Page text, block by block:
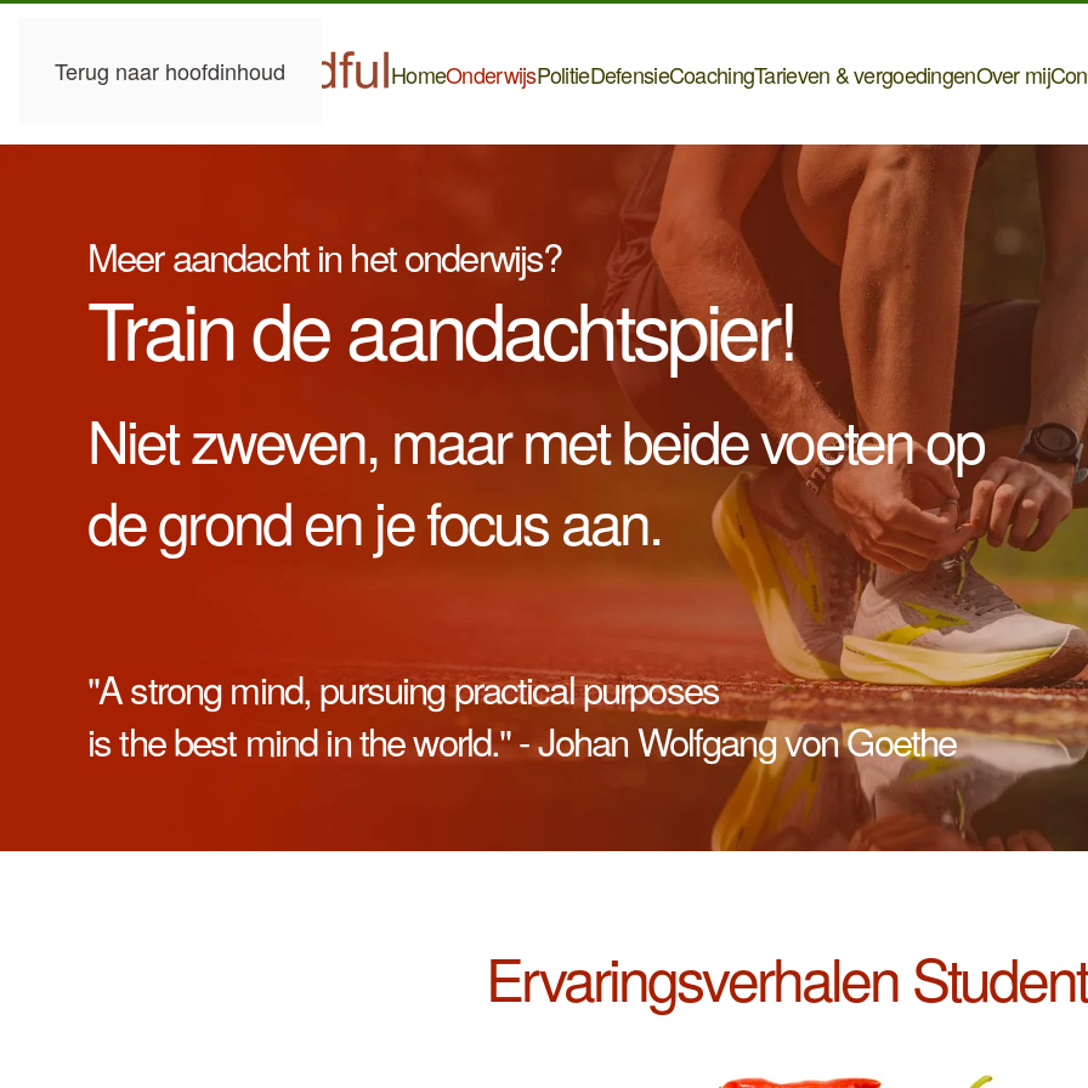
Terug naar hoofdinhoud HomeOnderwijsPolitieDefensieCoachingTarieven & vergoedingenOver mij
Meer aandacht in het onderwijs?
Train de aandachtspier!
Niet zweven, maar met beide voeten op
de grond en je focus aan.
"A strong mind, pursuing practical purposes
is the best mind in the world." - Johan Wolfgang von Goethe
Ervaringsverhalen